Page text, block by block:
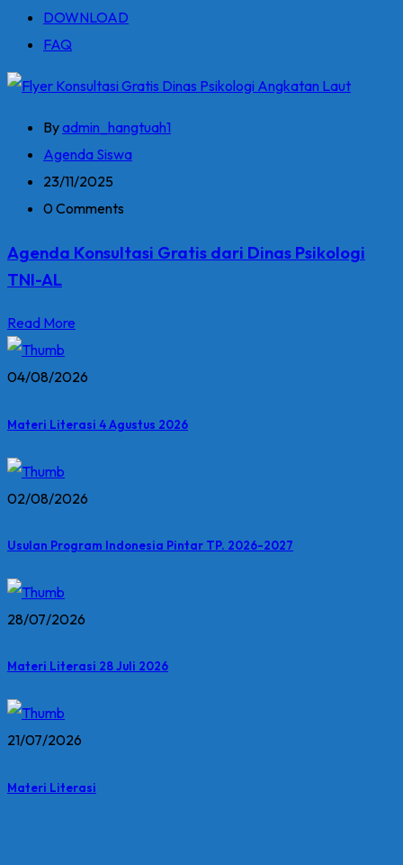
DOWNLOAD
FAQ
Byadmin_hangtuah1
Agenda Siswa
23/11/2025
0 Comments
Agenda Konsultasi Gratis dari Dinas Psikologi
TNI-AL
Read More
04/08/2026
Materi Literasi 4 Agustus 2026
02/08/2026
Usulan Program Indonesia Pintar TP. 2026-2027
28/07/2026
Materi Literasi 28 Juli 2026
21/07/2026
Materi Literasi